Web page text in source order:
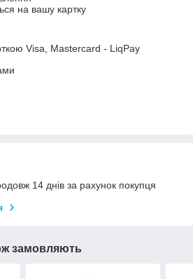
на вашу картку
Visa, Mastercard - LiqPay
14 днів за рахунок покупця
замовляють